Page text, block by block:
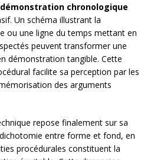
démonstration chronologique
Un schéma illustrant la
ou une ligne du temps mettant en
peuvent transformer une
démonstration tangible. Cette
facilite sa perception par les
des arguments
repose finalement sur sa
entre forme et fond, en
procédurales constituent la